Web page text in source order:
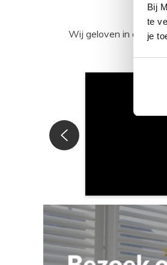
Bij
te
je
Wij geloven in de